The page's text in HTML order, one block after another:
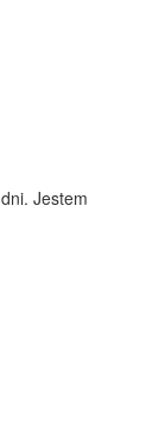
dni. Jestem